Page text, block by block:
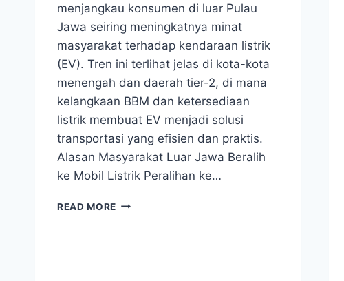
menjangkau konsumen di luar Pulau
Jawa seiring meningkatnya minat
masyarakat terhadap kendaraan listrik
(EV). Tren ini terlihat jelas di kota-kota
menengah dan daerah tier-2, di mana
kelangkaan BBM dan ketersediaan
listrik membuat EV menjadi solusi
transportasi yang efisien dan praktis.
Alasan Masyarakat Luar Jawa Beralih
ke Mobil Listrik Peralihan ke…
READ MORE